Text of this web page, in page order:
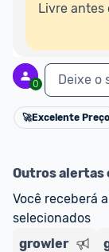
adquirindo
oferta do
ou
E lembre-se:
comunidade
nossos
Livre antes
0 Deixe o
🚀Excelente Preço
Outros alertas
Você receberá
selecionados
growler